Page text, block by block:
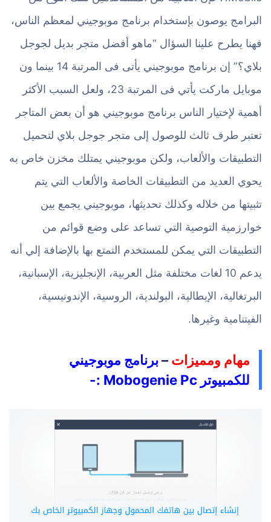
البرامج يوصون بإستخدام برنامج موبوجيني لمعظم الناس،
فهنا يطرح علينا السؤال “ماهو أفضل متجر بديل لجوجل
بلاي؟” إن برنامج موبوجيني يأتى فى المرتبة 14 بينما ون
موبايل ماركت يأتي فى المرتبة 23، ولعل السبب الأكثر
أهمية لإختيار الناس برنامج موبوجيني هو أن بعض المتاجر
تعتبر طرف ثالث للوصول إلى متجر جوجل بلاي لتحميل
التطبيقات والألعاب، ولكن موبوجيني يمتلك مخزن خاص به
يحوي العديد من التطبيقات الخاصة والألعاب التي يتم
تثبيتها من خلاله وكذلك تحديثها، موبوجيني يجمع بين
خوارزمية التوصية التي تساعد على وضع قوائم من
التطبيقات التي يمكن للمستخدم التمتع بها بالإضافة إلي أنه
يدعم 10 لغات مختلفة مثل العربية، الإنجليزية، الإسبانية،
البرتغالية، الإيطالية، البولندية، الروسية، الإندونيسية،
الفيتنامية وغيرها.
مهام ومميزات–برنامج موبوجيني
للكمبيوتر Mobogenie Pc :-